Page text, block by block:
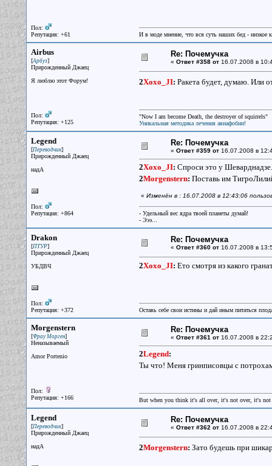
Пол:
Репутация: +61
И в моде мнение, что вся суть наших бед - низкое
Airbus
[Арбуз]
Прирожденный Джаец
Я люблю этот Форум!
Пол:
Репутация: +125
Re: Почемучка
« Ответ #358 от16.07.2008 в
2Xoxo_JI: Ракета будет, думаю. Или
"Now I am become Death, the destroyer of squirrels"
Уникальная методика лечения авиафобии!
Legend
[Переводчик]
Прирожденный Джаец
надА
Пол:
Репутация: +864
Re: Почемучка
« Ответ #359 от16.07.2008 в
2Xoxo_JI: Спроси это у Шеварднадзе.
2Morgenstern: Поставь им
« Изменён в : 16.07.2008 в 12:43:06
- Удельный вес ядра твоей планеты думай!
- Эээ...
Drakon
[ПТУР]
Прирожденный Джаец
УБДВЧ
Пол:
Репутация: +372
Re: Почемучка
« Ответ #360 от16.07.2008 в
2Xoxo_JI: Ето смотря из какого
Оставь себе свои истины и дай иным питаться
Morgenstern
[Фрау Морген]
Неназываемый
Amor Portenio
Пол:
Репутация: +166
Re: Почемучка
« Ответ #361 от16.07.2008 в
2Legend:
Ты что! Меня гринписовцы с
But when you think it's all over, it's not over, it's not
Legend
[Переводчик]
Прирожденный Джаец
надА
Re: Почемучка
« Ответ #362 от16.07.2008 в
2Morgenstern: Зато будешь при